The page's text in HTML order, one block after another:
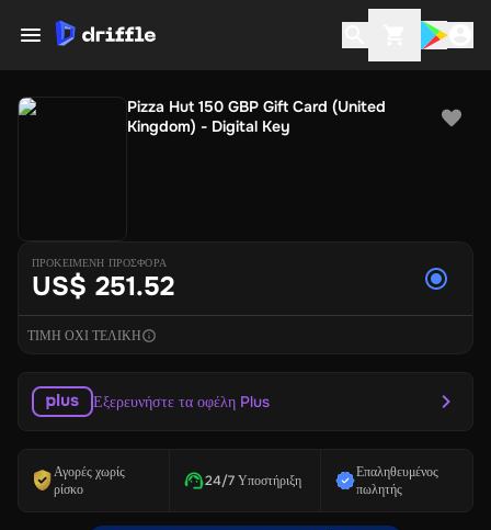
Pizza Hut 150 GBP Gift Card (United
Kingdom) - Digital Key
ΠΡΟΚΕΙΜΕΝΗ ΠΡΟΣΦΟΡΑ
US$ 251.52
ΤΙΜΗ ΟΧΙ ΤΕΛΙΚΗ
Εξερευνήστε τα οφέλη Plus
Αγορές χωρίς
ρίσκο
24/7 Υποστήριξη
Επαληθευμένος
πωλητής